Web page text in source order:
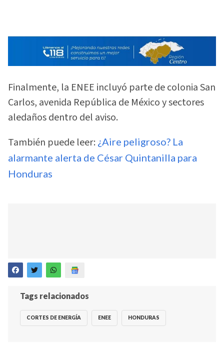
Finalmente, la ENEE incluyó parte de colonia San
Carlos, avenida República de México y sectores
aledaños dentro del aviso.
También puede leer: ¿Aire peligroso? La
alarmante alerta de César Quintanilla para
Honduras
Tags relacionados
CORTES DE ENERGÍA ENEE HONDURAS